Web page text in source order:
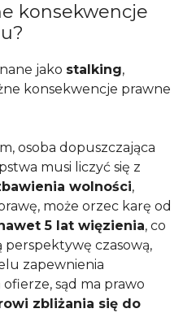
konsekwencje
jako stalking,
konsekwencje prawne
osoba dopuszczająca
musi liczyć się z
wolności,
może orzec karę od
5 lat więzienia, co
perspektywę czasową,
zapewnienia
sąd ma prawo
zbliżania się do